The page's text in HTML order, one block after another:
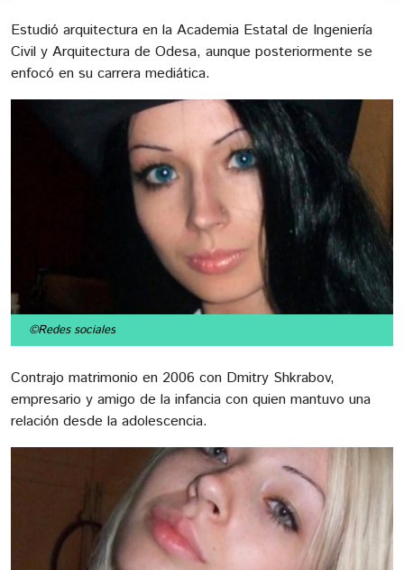
Estudió arquitectura en la Academia Estatal de Ingeniería
Civil y Arquitectura de Odesa, aunque posteriormente se
enfocó en su carrera mediática.
©Redes sociales
Contrajo matrimonio en 2006 con Dmitry Shkrabov,
empresario y amigo de la infancia con quien mantuvo una
relación desde la adolescencia.